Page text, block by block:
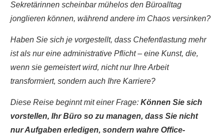
Sekretärinnen scheinbar mühelos den Büroalltag
jonglieren können, während andere im Chaos versinken?
Haben Sie sich je vorgestellt, dass Chefentlastung mehr
ist als nur eine administrative Pflicht – eine Kunst, die,
wenn sie gemeistert wird, nicht nur Ihre Arbeit
transformiert, sondern auch Ihre Karriere?
Diese Reise beginnt mit einer Frage: Können Sie sich
vorstellen, Ihr Büro so zu managen, dass Sie nicht
nur Aufgaben erledigen, sondern wahre Office-